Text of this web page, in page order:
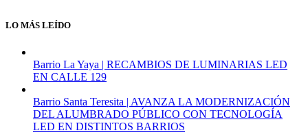
LO MÁS LEÍDO
Barrio La Yaya | RECAMBIOS DE LUMINARIAS LED
EN CALLE 129
Barrio Santa Teresita | AVANZA LA MODERNIZACIÓN
DEL ALUMBRADO PÚBLICO CON TECNOLOGÍA
LED EN DISTINTOS BARRIOS